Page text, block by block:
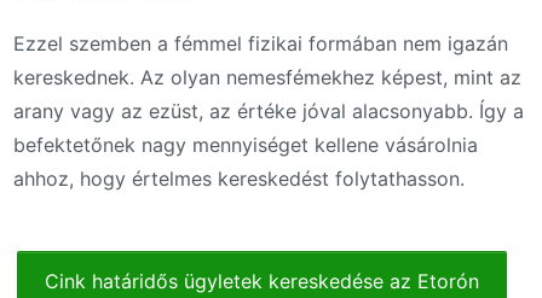
Ezzel szemben a fémmel fizikai formában nem igazán
kereskednek. Az olyan nemesfémekhez képest, mint az
arany vagy az ezüst, az értéke jóval alacsonyabb. Így a
befektetőnek nagy mennyiséget kellene vásárolnia
ahhoz, hogy értelmes kereskedést folytathasson.
Cink határidős ügyletek kereskedése az Etorón